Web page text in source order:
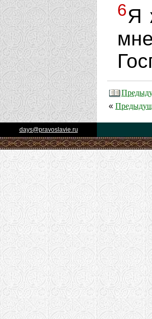
6Я
«
days@pravoslavie.ru